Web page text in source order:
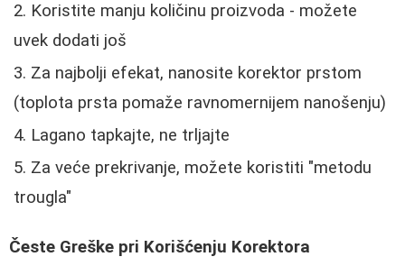
Koristite manju količinu proizvoda - možete
uvek dodati još
Za najbolji efekat, nanosite korektor prstom
(toplota prsta pomaže ravnomernijem nanošenju)
Lagano tapkajte, ne trljajte
Za veće prekrivanje, možete koristiti "metodu
trougla"
Česte Greške pri Korišćenju Korektora